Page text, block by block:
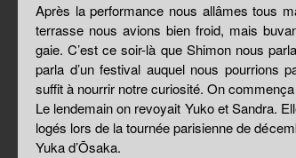
Après la performance nous allâmes tous
terrasse nous avions bien froid, mais
gaie. C’est ce soir-là que Shimon nous
parla d’un festival auquel nous pourrions
suffit à nourrir notre curiosité. On
Le lendemain on revoyait Yuko et Sandra.
logés lors de la tournée parisienne de
Yuka d’Ōsaka.